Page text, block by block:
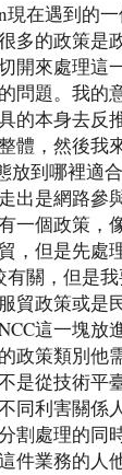
現在遇到的
多的政策是
開來處理這
問題。我的
的本身去反
體，然後我
放到哪裡適
出是網路參
一個政策，
，但是先處
有關，但是
貿政策或是
這一塊放
政策類別他
是從技術平
同利害關係
割處理的同
件業務的人